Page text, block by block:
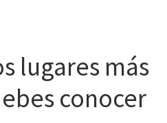
lugares más
conocer